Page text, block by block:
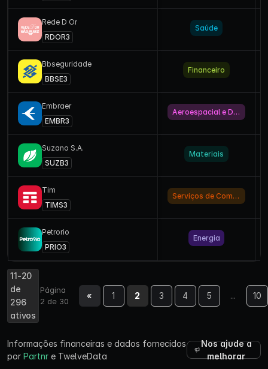
Rede D Or
RDOR3
Saúde
Bbseguridade
BBSE3
Financeiro
Embraer
EMBR3
Aeroespacial e Defesa
Suzano S.a.
SUZB3
Materiais
Tim
TIMS3
Serviços de Comunicação
Petrorio
PRIO3
Energia
11-20
de
296
ativos
Página
2 de 30
« 1 2 3 4 5 ... 10
Informações financeiras e dados fornecidos
por Partnr e TwelveData
Nos ajude a
melhorar